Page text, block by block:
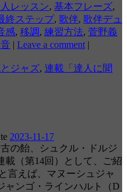
レッスン, 基本フレーズ,
終ステップ, 歌伴, 歌伴デュ
感, 移調, 練習方法, 菅野義
| Leave a comment |
ジャズ, 連載「達人に聞
2023-11-17
の飴、シュクル・ドルジ
載（第14回）として、ご紹
言えば、マヌーシュジャ
ャンゴ・ラインハルト（D